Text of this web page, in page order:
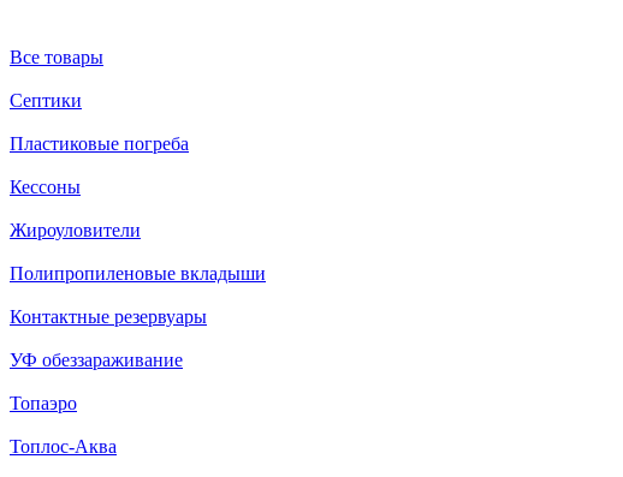
Все товары
Септики
Пластиковые погреба
Кессоны
Жироуловители
Полипропиленовые вкладыши
Контактные резервуары
УФ обеззараживание
Топаэро
Топлос-Аква